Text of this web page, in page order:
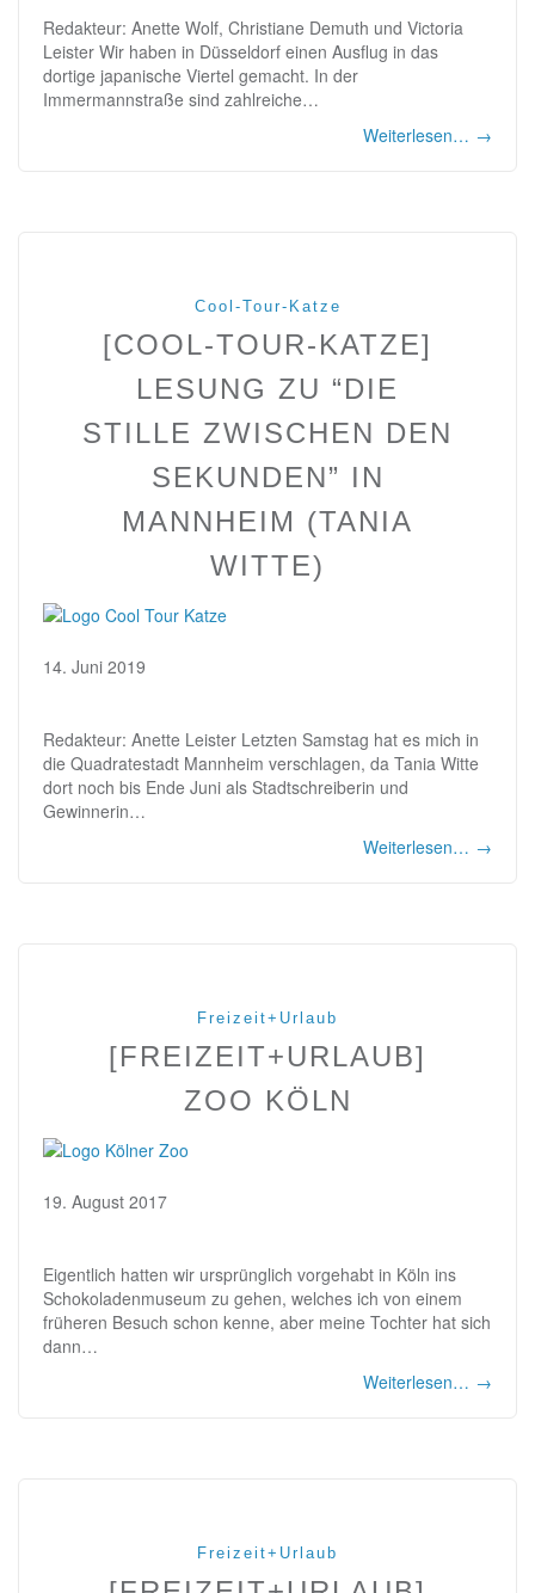
Redakteur: Anette Wolf, Christiane Demuth und Victoria
Leister Wir haben in Düsseldorf einen Ausflug in das
dortige japanische Viertel gemacht. In der
Immermannstraße sind zahlreiche…
Weiterlesen… →
Cool-Tour-Katze
[COOL-TOUR-KATZE]
LESUNG ZU “DIE
STILLE ZWISCHEN DEN
SEKUNDEN” IN
MANNHEIM (TANIA
WITTE)
14. Juni 2019
Redakteur: Anette Leister Letzten Samstag hat es mich in
die Quadratestadt Mannheim verschlagen, da Tania Witte
dort noch bis Ende Juni als Stadtschreiberin und
Gewinnerin…
Weiterlesen… →
Freizeit+Urlaub
[FREIZEIT+URLAUB]
ZOO KÖLN
19. August 2017
Eigentlich hatten wir ursprünglich vorgehabt in Köln ins
Schokoladenmuseum zu gehen, welches ich von einem
früheren Besuch schon kenne, aber meine Tochter hat sich
dann…
Weiterlesen… →
Freizeit+Urlaub